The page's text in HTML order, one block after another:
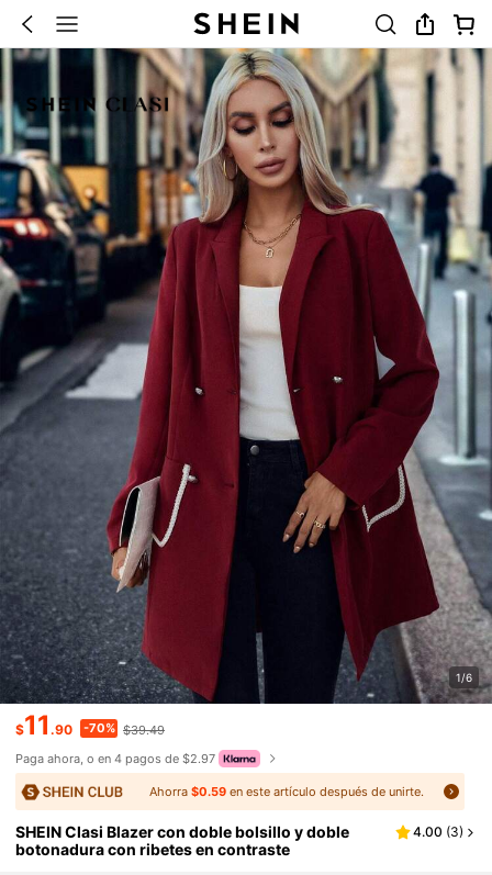
1/6
$11.90 -70% $39.49
Paga ahora, o en 4 pagos de $2.97
Ahorra $0.59en este artículo después de unirte.
SHEIN Clasi Blazer con doble bolsillo y doble
botonadura con ribetes en contraste
4.00 (3)